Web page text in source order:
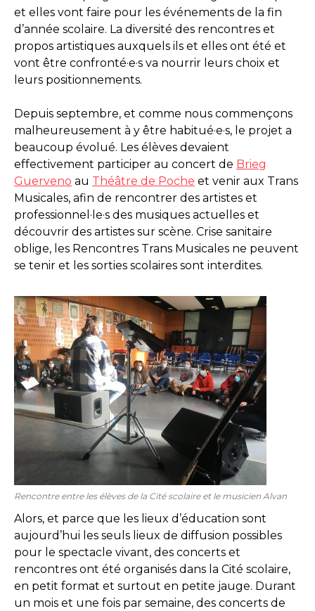
et elles vont faire pour les événements de la fin
d’année scolaire. La diversité des rencontres et
propos artistiques auxquels ils et elles ont été et
vont être confronté·e·s va nourrir leurs choix et
leurs positionnements.
Depuis septembre, et comme nous commençons
malheureusement à y être habitué·e·s, le projet a
beaucoup évolué. Les élèves devaient
effectivement participer au concert de Brieg
Guerveno au Théâtre de Poche et venir aux Trans
Musicales, afin de rencontrer des artistes et
professionnel·le·s des musiques actuelles et
découvrir des artistes sur scène. Crise sanitaire
oblige, les Rencontres Trans Musicales ne peuvent
se tenir et les sorties scolaires sont interdites.
Rencontre entre les élèves de la Cité scolaire et le musicien Alvan
Alors, et parce que les lieux d’éducation sont
aujourd’hui les seuls lieux de diffusion possibles
pour le spectacle vivant, des concerts et
rencontres ont été organisés dans la Cité scolaire,
en petit format et surtout en petite jauge. Durant
un mois et une fois par semaine, des concerts de